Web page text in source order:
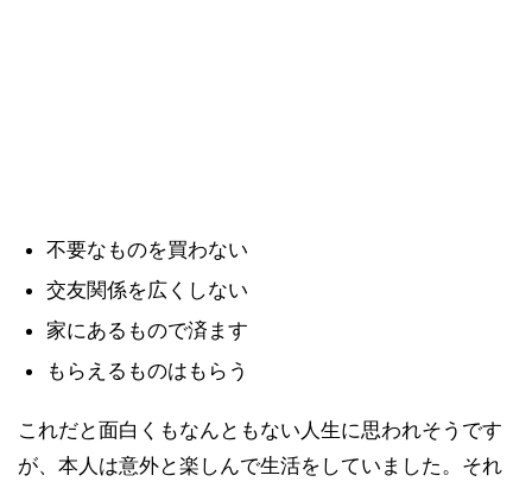
不要なものを買わない
交友関係を広くしない
家にあるもので済ます
もらえるものはもらう
これだと面白くもなんともない人生に思われそうです
が、本人は意外と楽しんで生活をしていました。それ